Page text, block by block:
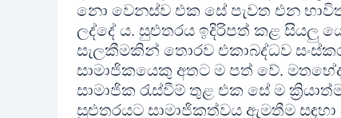
නො වෙනස්ව එක සේ පැවත එන
ලද්දේ ය. සුළුතරය ඉදිරිපත් කළ සියලු
සැලකීමකින් තොරව එකාබද්ධව
සාමාජිකයෙකු අතට ම පත් වේ.
සාමාජික රැස්වීම් තුළ එක සේ ම
සුළුතරයට සාමාජිකත්වය ඇමතීම